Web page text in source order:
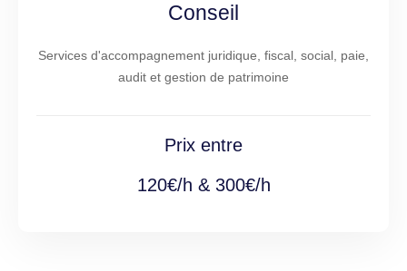
Conseil
Services d'accompagnement juridique, fiscal, social, paie,
audit et gestion de patrimoine
Prix entre
120€/h & 300€/h